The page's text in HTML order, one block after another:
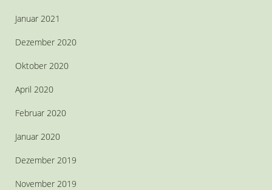
Januar 2021
Dezember 2020
Oktober 2020
April 2020
Februar 2020
Januar 2020
Dezember 2019
November 2019